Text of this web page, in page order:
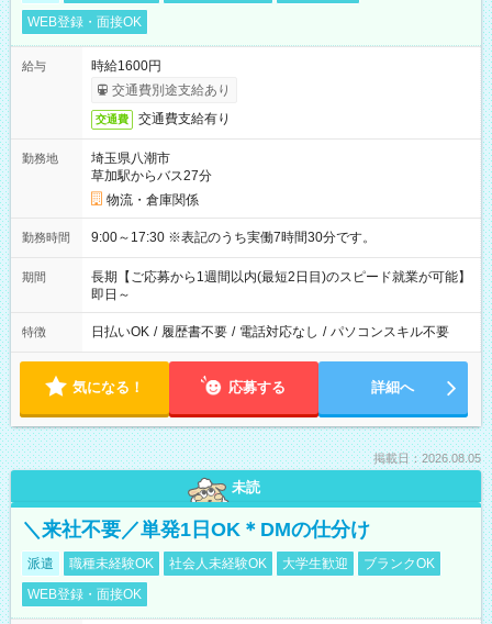
WEB登録・面接OK
給与
時給1600円
交通費別途支給あり
交通費 交通費支給有り
勤務地
埼玉県八潮市
草加駅からバス27分
物流・倉庫関係
勤務時間 9:00～17:30 ※表記のうち実働7時間30分です。
期間
長期【ご応募から1週間以内(最短2日目)のスピード就業が可能】
即日～
特徴 日払いOK / 履歴書不要 / 電話対応なし / パソコンスキル不要
気になる！ 応募する 詳細へ
掲載日：2026.08.05
未読
＼来社不要／単発1日OK＊DMの仕分け
派遣 職種未経験OK 社会人未経験OK 大学生歓迎
ブランクOK
WEB登録・面接OK